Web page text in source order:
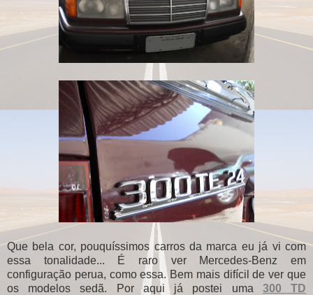
Que bela cor, pouquíssimos carros da marca eu já vi com
essa tonalidade... É raro ver Mercedes-Benz em
configuração perua, como essa. Bem mais difícil de ver que
os modelos sedã. Por aqui já postei uma 300 TD